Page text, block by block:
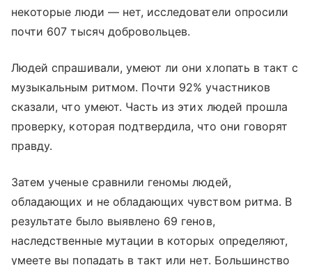
некоторые люди ― нет, исследователи опросили
почти 607 тысяч добровольцев.
Людей спрашивали, умеют ли они хлопать в такт с
музыкальным ритмом. Почти 92% участников
сказали, что умеют. Часть из этих людей прошла
проверку, которая подтвердила, что они говорят
правду.
Затем ученые сравнили геномы людей,
обладающих и не обладающих чувством ритма. В
результате было выявлено 69 генов,
наследственные мутации в которых определяют,
умеете вы попадать в такт или нет. Большинство